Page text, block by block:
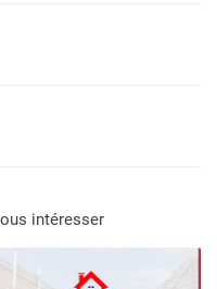
intéresser